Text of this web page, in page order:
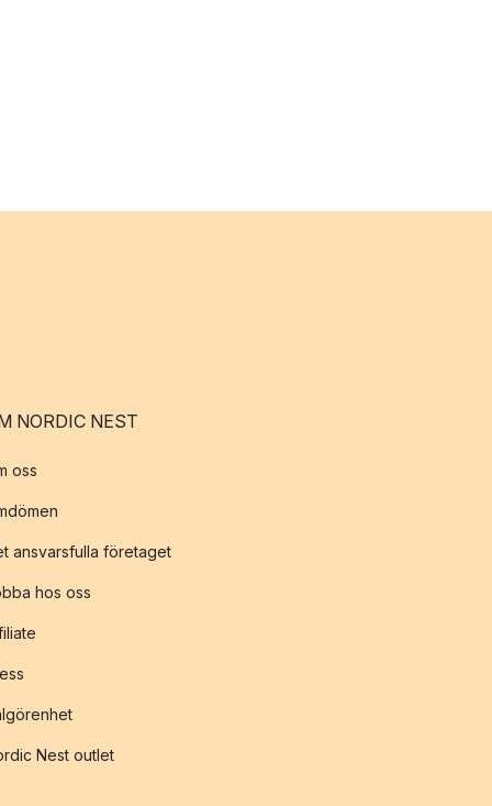
NORDIC NEST
oss
ansvarsfulla företaget
hos oss
Nest outlet